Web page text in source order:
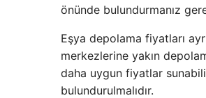
önünde bulundurmanız
Eşya depolama fiyatları
merkezlerine yakın
daha uygun fiyatlar
bulundurulmalıdır.